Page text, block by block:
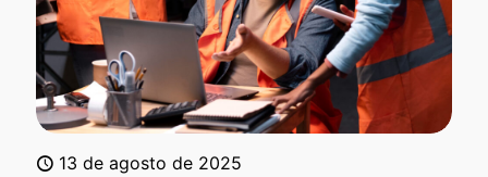
13 de agosto de 2025